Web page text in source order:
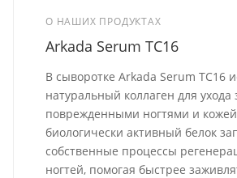
О НАШИХ ПРОДУКТАХ
Arkada Serum TC16
В сыворотке Arkada Serum TC16
натуральный коллаген для ухода
поврежденными ногтями и
биологически активный белок
собственные процессы
ногтей, помогая быстрее